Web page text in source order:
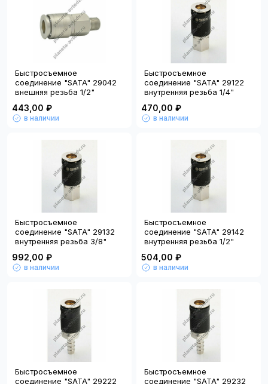
Быстросъемное
соединение "SATA" 29042
внешняя резьба 1/2"
443,00 ₽
в наличии
Быстросъемное
соединение "SATA" 29122
внутренняя резьба 1/4"
470,00 ₽
в наличии
Быстросъемное
соединение "SATA" 29132
внутренняя резьба 3/8"
992,00 ₽
в наличии
Быстросъемное
соединение "SATA" 29142
внутренняя резьба 1/2"
504,00 ₽
в наличии
Быстросъемное
соединение "SATA" 29222
Быстросъемное
соединение "SATA" 29232